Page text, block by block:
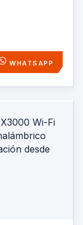
WHATSAPP